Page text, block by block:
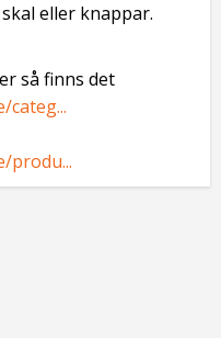
eller knappar.
så finns det
categ...
produ...